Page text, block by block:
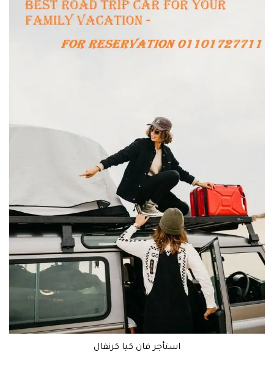
استأجر فان كيا كرنفال